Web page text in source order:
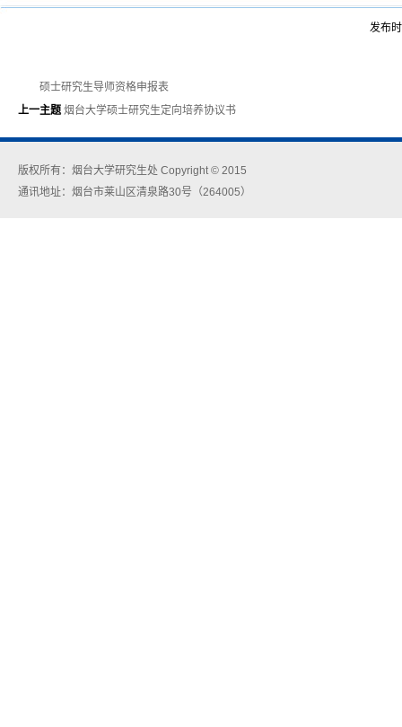
发布
硕士研究生导师资格申报表
上一主题 烟台大学硕士研究生定向培养协议书
版权所有：烟台大学研究生处 Copyright © 2015
通讯地址：烟台市莱山区清泉路30号（264005）